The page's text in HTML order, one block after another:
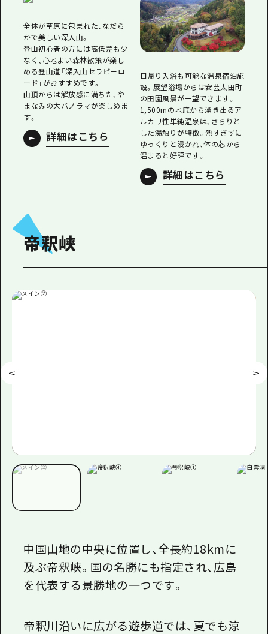
全体が草原に包まれた、なだら
かで美しい深入山。
登山初心者の方には高低差も少
なく、心地よい森林散策が楽し
める登山道「深入山セラピーロ
ード」がおすすめです。
山頂からは解放感に満ちた、や
まなみの大パノラマが楽しめま
す。
詳細はこちら
日帰り入浴も可能な温泉宿泊施
設。展望浴場からは安芸太田町
の田園風景が一望できます。
1,500mの地底から湧き出るア
ルカリ性単純温泉は、さらりと
した湯触りが特徴。熱すぎずに
ゆっくりと浸かれ、体の芯から
温まると好評です。
詳細はこちら
帝釈峡
中国山地の中央に位置し、全長約18kmに
及ぶ帝釈峡。国の名勝にも指定され、広島
を代表する景勝地の一つです。
帝釈川沿いに広がる遊歩道では、夏でも涼